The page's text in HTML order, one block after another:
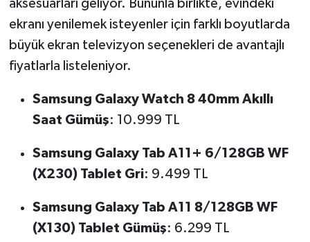
aksesuarları geliyor. Bununla birlikte, evindeki
ekranı yenilemek isteyenler için farklı boyutlarda
büyük ekran televizyon seçenekleri de avantajlı
fiyatlarla listeleniyor.
Samsung Galaxy Watch 8 40mm Akıllı
Saat Gümüş: 10.999 TL
Samsung Galaxy Tab A11+ 6/128GB WF
(X230) Tablet Gri: 9.499 TL
Samsung Galaxy Tab A11 8/128GB WF
(X130) Tablet Gümüş: 6.299 TL